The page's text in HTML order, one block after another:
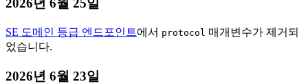
2026년 6월 25일
SE 도메인 등급 엔드포인트에서 protocol 매개변수가 제거되
었습니다.
2026년 6월 23일